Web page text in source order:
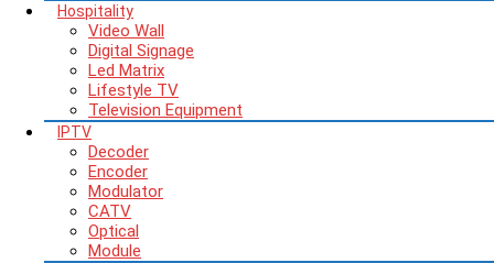
Hospitality
Video Wall
Digital Signage
Led Matrix
Lifestyle TV
Television Equipment
IPTV
Decoder
Encoder
Modulator
CATV
Optical
Module